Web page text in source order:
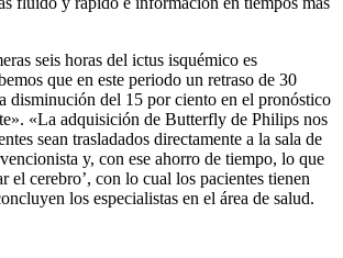
seis horas del ictus isquémico es
que en este periodo un retraso de 30
disminución del 15 por ciento en el pronóstico
«La adquisición de Butterfly de Philips nos
sean trasladados directamente a la sala de
y, con ese ahorro de tiempo, lo que
el cerebro’, con lo cual los pacientes tienen
los especialistas en el área de salud.